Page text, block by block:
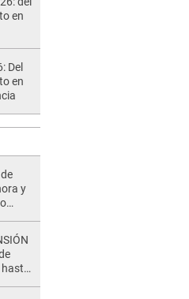
en
Del
en
y
hasta